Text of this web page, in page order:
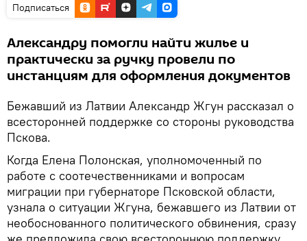
Подписаться
Александру помогли найти жилье и
практически за ручку провели по
инстанциям для оформления документов
Бежавший из Латвии Александр Жгун рассказал о
всесторонней поддержке со стороны руководства
Пскова.
Когда Елена Полонская, уполномоченный по
работе с соотечественниками и вопросам
миграции при губернаторе Псковской области,
узнала о ситуации Жгуна, бежавшего из Латвии от
необоснованного политического обвинения, сразу